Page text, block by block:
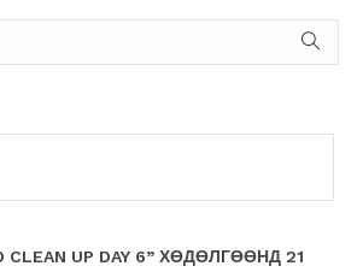
CLEAN UP DAY 6” ХӨДӨЛГӨӨНД 21